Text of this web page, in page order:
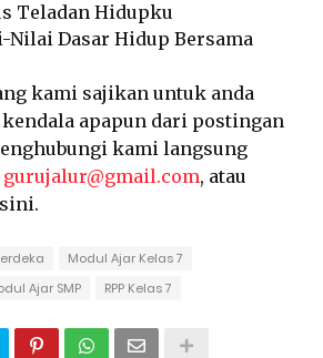
Teladan Hidupku
Nilai Dasar Hidup Bersama
kami sajikan untuk anda
kendala apapun dari postingan
kami langsung
gurujalur@gmail.com, atau
Modul Ajar Kelas 7
Ajar SMP RPP Kelas 7